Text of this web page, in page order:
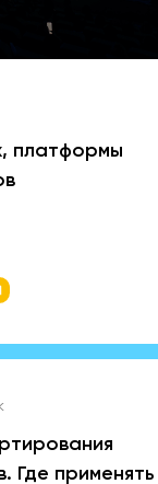
платформы
Где применять